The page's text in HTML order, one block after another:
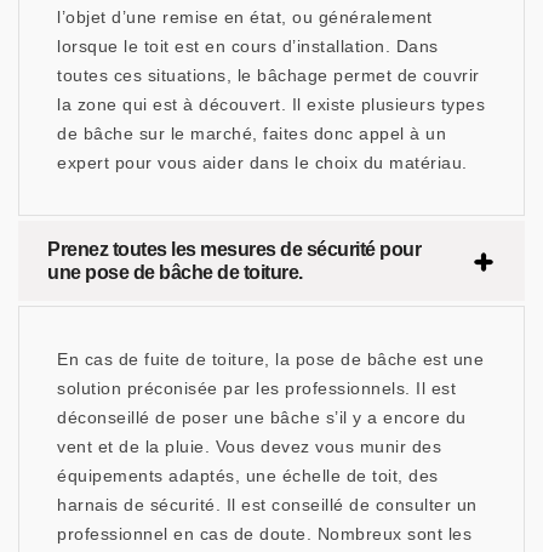
l’objet d’une remise en état, ou généralement
lorsque le toit est en cours d’installation. Dans
toutes ces situations, le bâchage permet de couvrir
la zone qui est à découvert. Il existe plusieurs types
de bâche sur le marché, faites donc appel à un
expert pour vous aider dans le choix du matériau.
Prenez toutes les mesures de sécurité pour
une pose de bâche de toiture.
En cas de fuite de toiture, la pose de bâche est une
solution préconisée par les professionnels. Il est
déconseillé de poser une bâche s’il y a encore du
vent et de la pluie. Vous devez vous munir des
équipements adaptés, une échelle de toit, des
harnais de sécurité. Il est conseillé de consulter un
professionnel en cas de doute. Nombreux sont les